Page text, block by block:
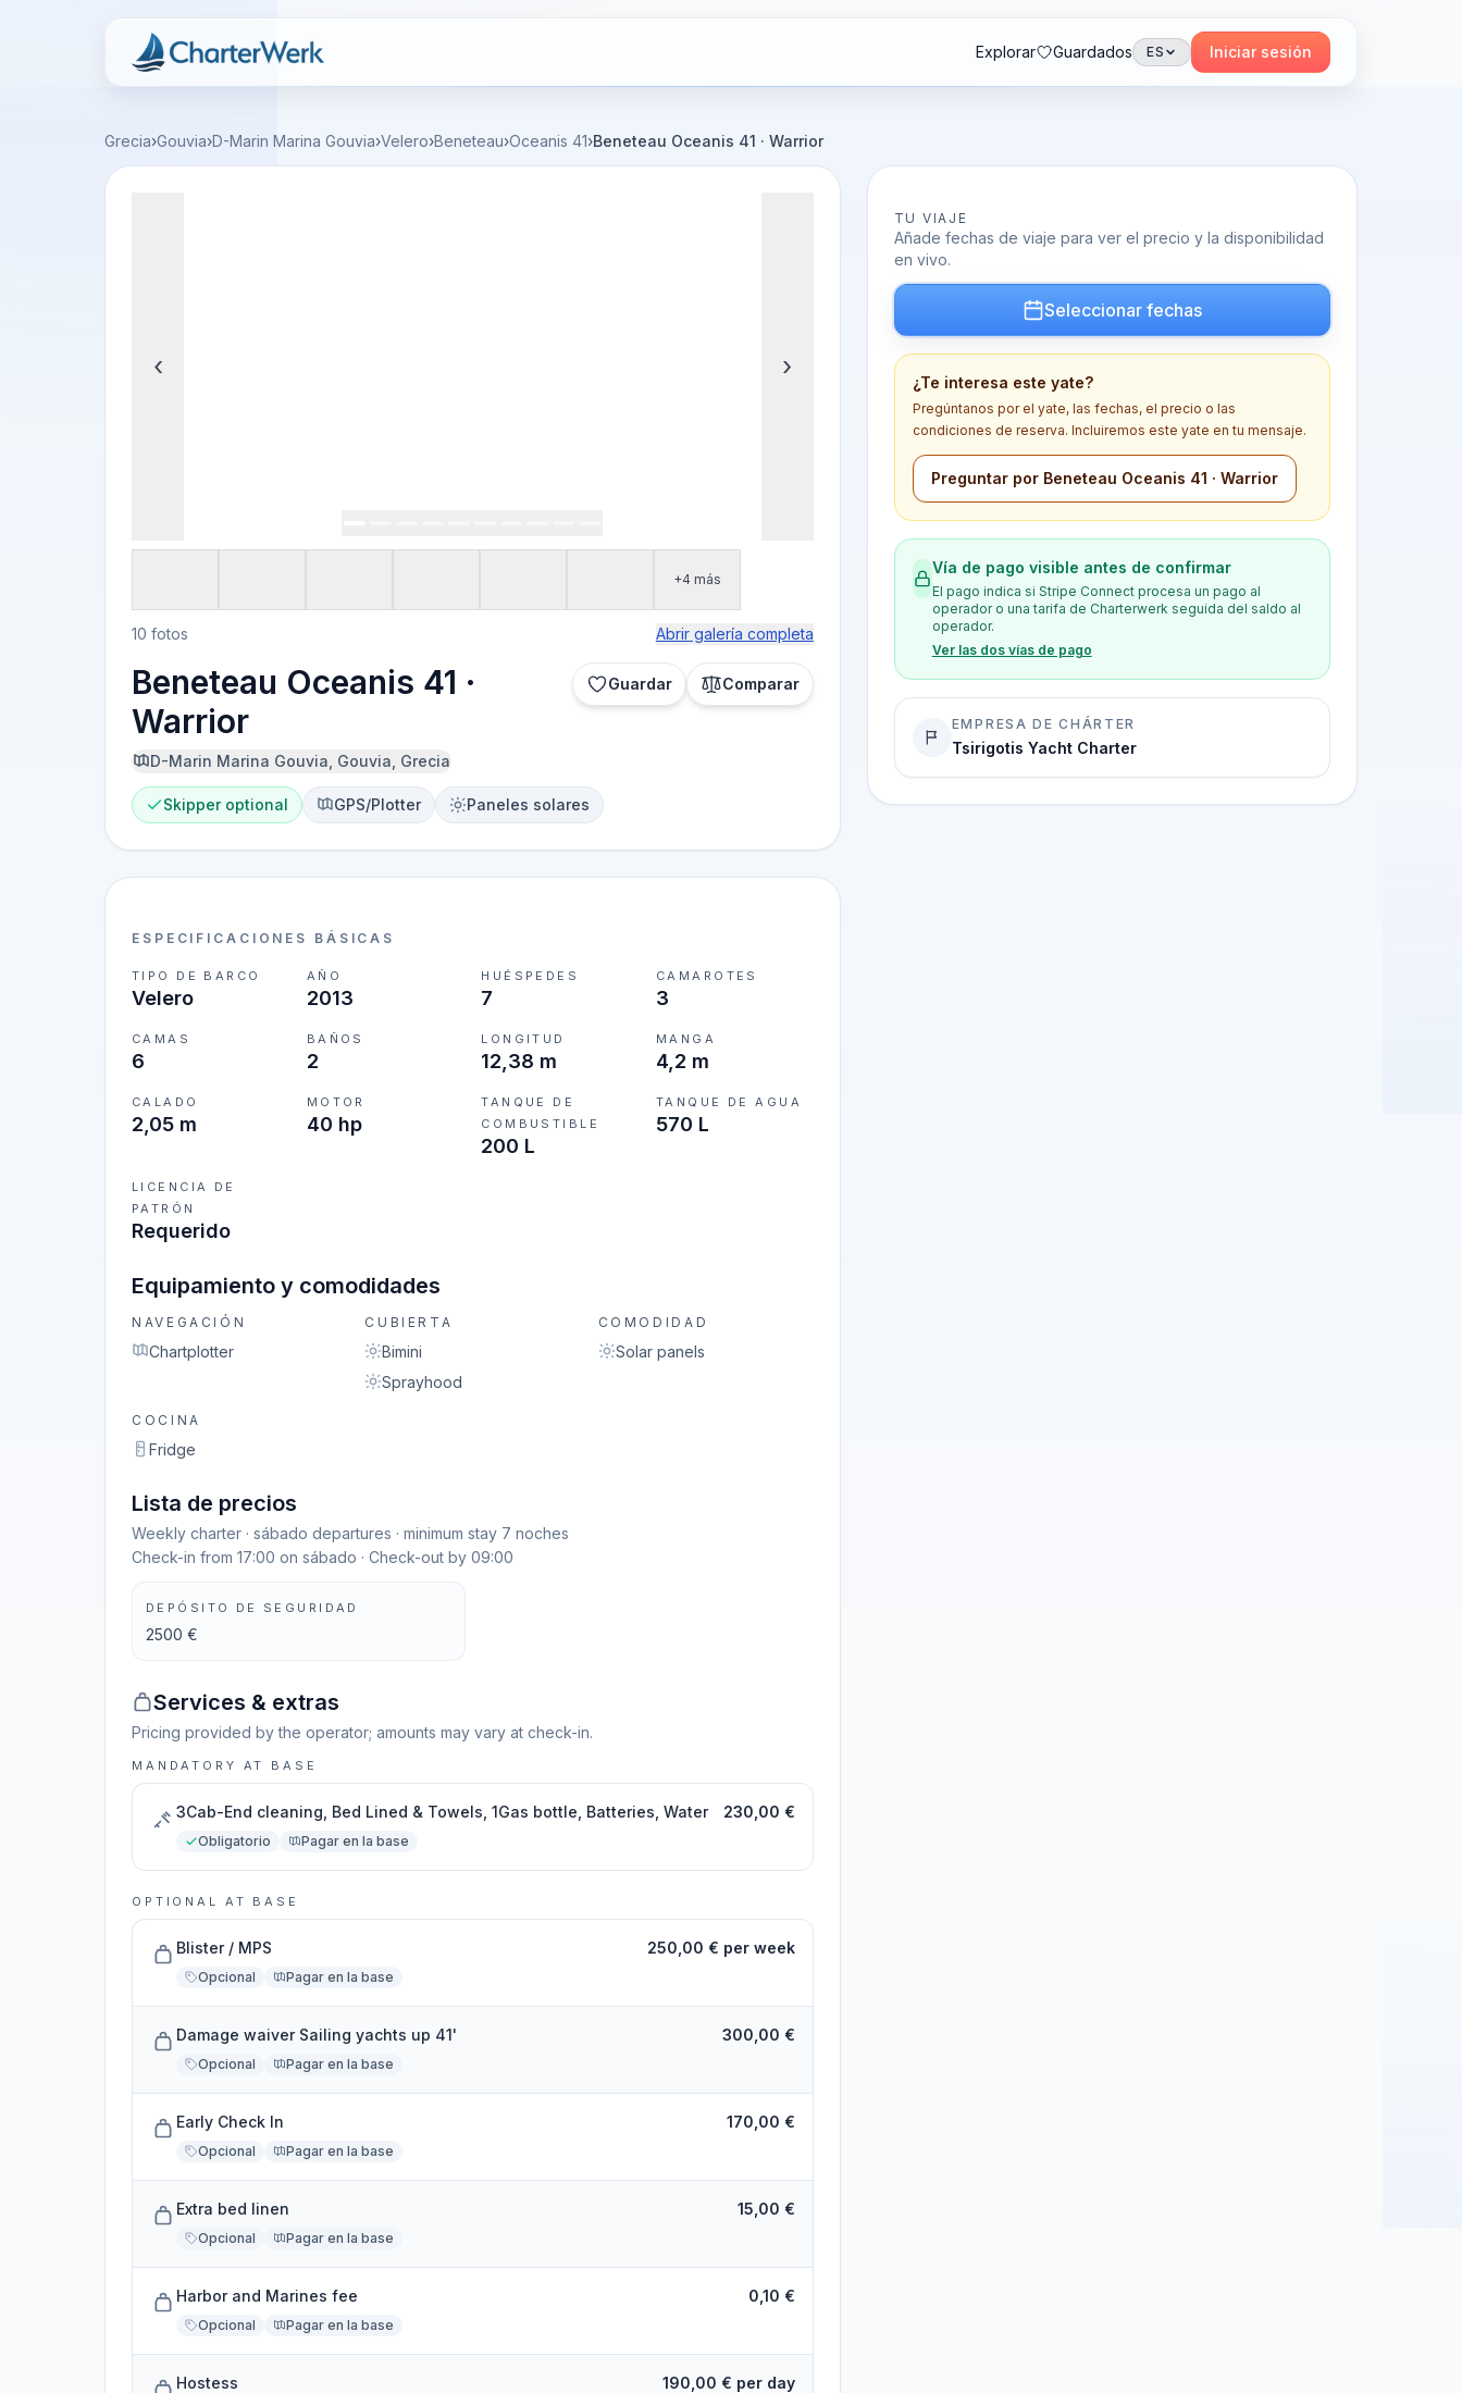
Charterwerk
Explorar Guardados ES Iniciar sesión
Grecia›Gouvia›D-Marin Marina Gouvia›Velero›Beneteau›Oceanis 41›Beneteau Oceanis 41 · Warrior
‹ ›
+4 más
10 fotos Abrir galería completa
Beneteau Oceanis 41 ·
Warrior
Guardar Comparar
D-Marin Marina Gouvia, Gouvia, Grecia
Skipper optional GPS/Plotter Paneles solares
ESPECIFICACIONES BÁSICAS
TIPO DE BARCO
Velero
AÑO
2013
HUÉSPEDES
7
CAMAROTES
3
CAMAS
6
BAÑOS
2
LONGITUD
12,38 m
MANGA
4,2 m
CALADO
2,05 m
MOTOR
40 hp
TANQUE DE
COMBUSTIBLE
200 L
TANQUE DE AGUA
570 L
LICENCIA DE
PATRÓN
Requerido
Equipamiento y comodidades
NAVEGACIÓN
Chartplotter
CUBIERTA
Bimini
Sprayhood
COMODIDAD
Solar panels
COCINA
Fridge
Lista de precios
Weekly charter · sábado departures · minimum stay 7 noches
Check-in from 17:00 on sábado · Check-out by 09:00
DEPÓSITO DE SEGURIDAD
2500 €
Services & extras
Pricing provided by the operator; amounts may vary at check-in.
MANDATORY AT BASE
3Cab-End cleaning, Bed Lined & Towels, 1Gas bottle, Batteries, Water
Obligatorio Pagar en la base
230,00 €
OPTIONAL AT BASE
Blister / MPS
Opcional Pagar en la base
250,00 € per week
Damage waiver Sailing yachts up 41'
Opcional Pagar en la base
300,00 €
Early Check In
Opcional Pagar en la base
170,00 €
Extra bed linen
Opcional Pagar en la base
15,00 €
Harbor and Marines fee
Opcional Pagar en la base
0,10 €
Hostess 190,00 € per day
TU VIAJE
Añade fechas de viaje para ver el precio y la disponibilidad
en vivo.
Seleccionar fechas
¿Te interesa este yate?
Pregúntanos por el yate, las fechas, el precio o las
condiciones de reserva. Incluiremos este yate en tu mensaje.
Preguntar por Beneteau Oceanis 41 · Warrior
Vía de pago visible antes de confirmar
El pago indica si Stripe Connect procesa un pago al
operador o una tarifa de Charterwerk seguida del saldo al
operador.
Ver las dos vías de pago
EMPRESA DE CHÁRTER
Tsirigotis Yacht Charter